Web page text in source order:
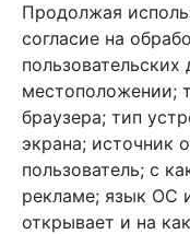
+7 (495) 933-
info@arben-textile.ru
Арбен текстиль г.
1-й Советский
Продолжая
согласие на
местоположении;
браузера; тип
экрана; источник
пользователь; с
рекламе; язык ОС
открывает и на